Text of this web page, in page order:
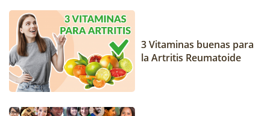
3 Vitaminas buenas para
la Artritis Reumatoide